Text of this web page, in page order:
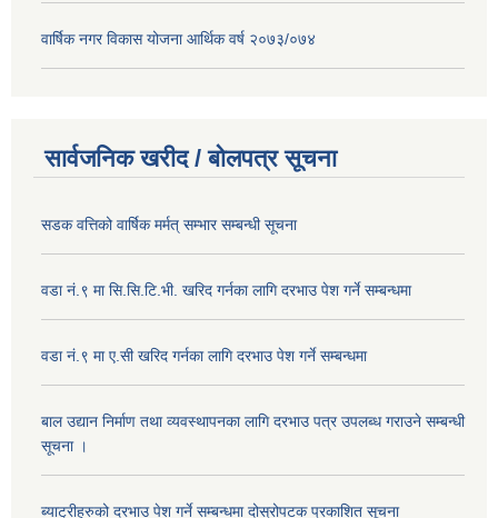
वार्षिक नगर विकास योजना आर्थिक वर्ष २०७३/०७४
सार्वजनिक खरीद / बोलपत्र सूचना
सडक वत्तिको वार्षिक मर्मत् सम्भार सम्बन्धी सूचना
वडा नं.९ मा सि.सि.टि.भी. खरिद गर्नका लागि दरभाउ पेश गर्ने सम्बन्धमा
वडा नं.९ मा ए.सी खरिद गर्नका लागि दरभाउ पेश गर्ने सम्बन्धमा
बाल उद्यान निर्माण तथा व्यवस्थापनका लागि दरभाउ पत्र उपलब्ध गराउने सम्बन्धी
सूचना ।
ब्याट्रीहरुको दरभाउ पेश गर्ने सम्बन्धमा दोस्रोपटक प्रकाशित सूचना